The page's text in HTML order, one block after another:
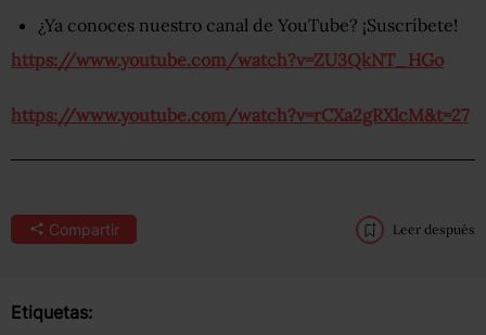
¿Ya conoces nuestro canal de YouTube? ¡Suscríbete!
https://www.youtube.com/watch?v=ZU3QkNT_HGo
https://www.youtube.com/watch?v=rCXa2gRXlcM&t=27
Compartir Leer después
Etiquetas: